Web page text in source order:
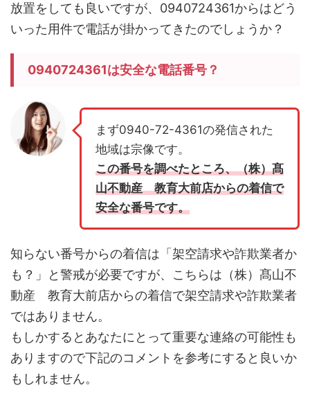
放置をしても良いですが、0940724361からはどう
いった用件で電話が掛かってきたのでしょうか？
0940724361は安全な電話番号？
まず0940-72-4361の発信された
地域は宗像です。
この番号を調べたところ、（株）髙
山不動産 教育大前店からの着信で
安全な番号です。
知らない番号からの着信は「架空請求や詐欺業者か
も？」と警戒が必要ですが、こちらは（株）髙山不
動産 教育大前店からの着信で架空請求や詐欺業者
ではありません。
もしかするとあなたにとって重要な連絡の可能性も
ありますので下記のコメントを参考にすると良いか
もしれません。